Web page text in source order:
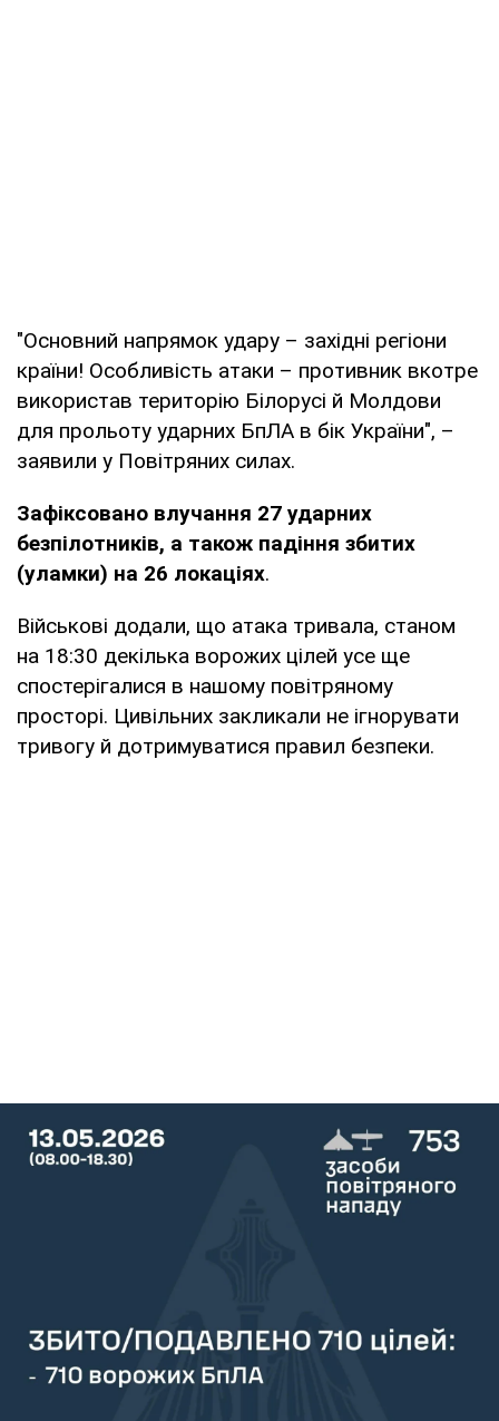
"Основний напрямок удару – західні регіони
країни! Особливість атаки – противник вкотре
використав територію Білорусі й Молдови
для прольоту ударних БпЛА в бік України", –
заявили у Повітряних силах.
Зафіксовано влучання 27 ударних
безпілотників, а також падіння збитих
(уламки) на 26 локаціях.
Військові додали, що атака тривала, станом
на 18:30 декілька ворожих цілей усе ще
спостерігалися в нашому повітряному
просторі. Цивільних закликали не ігнорувати
тривогу й дотримуватися правил безпеки.